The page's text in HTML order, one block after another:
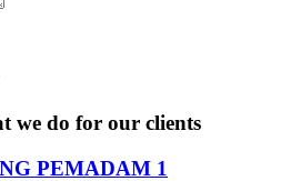
we do for our clients
PEMADAM 1